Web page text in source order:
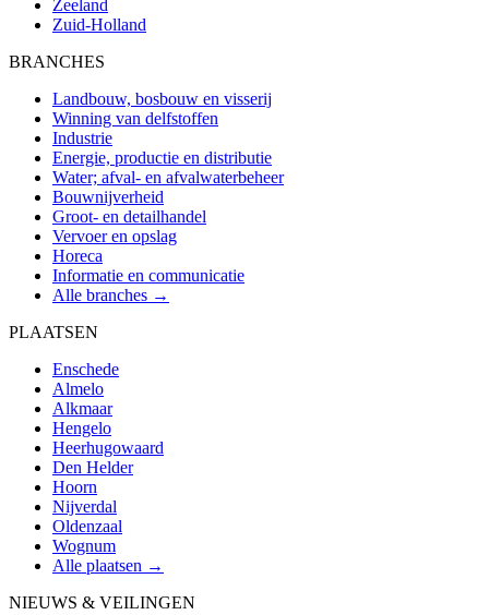
Zeeland
Zuid-Holland
BRANCHES
Landbouw, bosbouw en visserij
Winning van delfstoffen
Industrie
Energie, productie en distributie
Water; afval- en afvalwaterbeheer
Bouwnijverheid
Groot- en detailhandel
Vervoer en opslag
Horeca
Informatie en communicatie
Alle branches →
PLAATSEN
Enschede
Almelo
Alkmaar
Hengelo
Heerhugowaard
Den Helder
Hoorn
Nijverdal
Oldenzaal
Wognum
Alle plaatsen →
NIEUWS & VEILINGEN